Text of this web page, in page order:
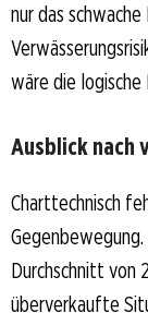
nur das
wäre die logische
Ausblick nach
Charttechnisch
Durchschnitt von
überverkaufte